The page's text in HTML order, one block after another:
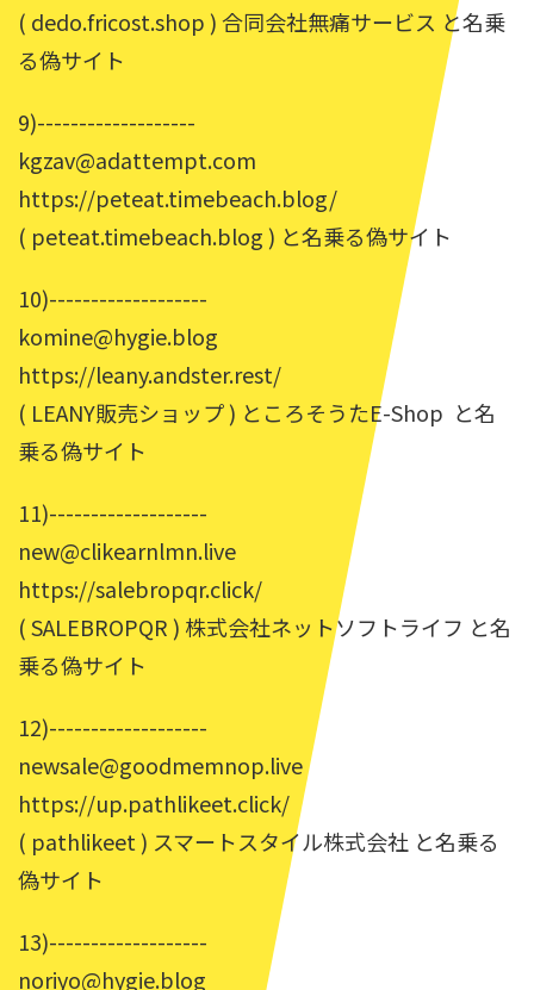
( dedo.fricost.shop ) 合同会社無痛サービス と名乗
る偽サイト
9)-------------------
kgzav@adattempt.com
https://peteat.timebeach.blog/
( peteat.timebeach.blog ) と名乗る偽サイト
10)-------------------
komine@hygie.blog
https://leany.andster.rest/
( LEANY販売ショップ ) ところそうたE-Shop と名
乗る偽サイト
11)-------------------
new@clikearnlmn.live
https://salebropqr.click/
( SALEBROPQR ) 株式会社ネットソフトライフ と名
乗る偽サイト
12)-------------------
newsale@goodmemnop.live
https://up.pathlikeet.click/
( pathlikeet ) スマートスタイル株式会社 と名乗る
偽サイト
13)-------------------
noriyo@hygie.blog